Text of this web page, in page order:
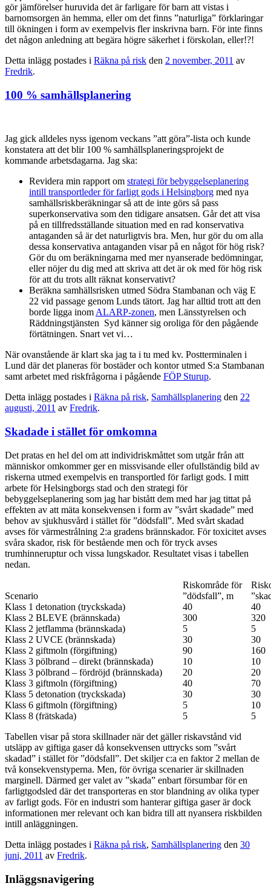
gör jämförelser huruvida det är farligare för barn att vistas i
barnomsorgen än hemma, eller om det finns ”naturliga” förklaringar
till ökningen i form av exempelvis fler inskrivna barn. För inte finns
det någon anledning att begära högre säkerhet i förskolan, eller!?!
Detta inlägg postades i Räkna på risk den 2 november, 2011 av
Fredrik.
100 % samhällsplanering
Jag gick alldeles nyss igenom veckans ”att göra”-lista och kunde
konstatera att det blir 100 % samhällsplaneringsprojekt de
kommande arbetsdagarna. Jag ska:
Revidera min rapport om strategi för bebyggelseplanering
intill transportleder för farligt gods i Helsingborg med nya
samhällsriskberäkningar så att de inte görs så pass
superkonservativa som den tidigare ansatsen. Går det att visa
på en tillfredsställande situation med en rad konservativa
antaganden så är det naturligtvis bra. Men, hur gör du om alla
dessa konservativa antaganden visar på en något för hög risk?
Gör du om beräkningarna med mer nyanserade bedömningar,
eller nöjer du dig med att skriva att det är ok med för hög risk
för att du trots allt räknat konservativt?
Beräkna samhällsrisken utmed Södra Stambanan och väg E
22 vid passage genom Lunds tätort. Jag har alltid trott att den
borde ligga inomALARP-zonen, men Länsstyrelsen och
Räddningstjänsten Syd känner sig oroliga för den pågående
förtätningen. Snart vet vi…
När ovanstående är klart ska jag ta i tu med kv. Postterminalen i
Lund där det planeras för bostäder och kontor utmed S:a Stambanan
samt arbetet med riskfrågorna i pågående FÖP Sturup.
Detta inlägg postades i Räkna på risk, Samhällsplanering den 22
augusti, 2011 av Fredrik.
Skadade i stället för omkomna
Det pratas en hel del om att individriskmåttet som utgår från att
människor omkommer ger en missvisande eller ofullständig bild av
riskerna utmed exempelvis en transportled för farligt gods. I mitt
arbete för Helsingborgs stad och den strategi för
bebyggelseplanering som jag har bistått dem med har jag tittat på
effekten av att mäta konsekvensen i form av ”svårt skadade” med
behov av sjukhusvård i stället för ”dödsfall”. Med svårt skadad
avses för värmestrålning 2:a gradens brännskador. För toxicitet avses
svåra skador, risk för bestående men och för tryck avses
trumhinneruptur och vissa lungskador. Resultatet visas i tabellen
nedan.
Scenario
Riskområde för
”dödsfall”, m
Klass 1 detonation (tryckskada)
40
40
Klass 2 BLEVE (brännskada)
300
320
Klass 2 jetflamma (brännskada)
5
5
Klass 2 UVCE (brännskada)
30
30
Klass 2 giftmoln (förgiftning)
90
160
Klass 3 pölbrand – direkt (brännskada)
10
10
Klass 3 pölbrand – fördröjd (brännskada)
20
20
Klass 3 giftmoln (förgiftning)
40
70
Klass 5 detonation (tryckskada)
30
30
Klass 6 giftmoln (förgiftning)
5
10
Klass 8 (frätskada)
5
5
Tabellen visar på stora skillnader när det gäller riskavstånd vid
utsläpp av giftiga gaser då konsekvensen uttrycks som ”svårt
skadad” i stället för ”dödsfall”. Det skiljer c:a en faktor 2 mellan de
två konsekvenstyperna. Men, för övriga scenarier är skillnaden
marginell. Därmed ger valet av ”skada” enbart försumbar för en
farligtgodsled där det transporteras en stor blandning av olika typer
av farligt gods. För en industri som hanterar giftiga gaser är dock
informationen mer relevant och kan bidra till att nyansera riskbilden
intill anläggningen.
Detta inlägg postades i Räkna på risk, Samhällsplanering den 30
juni, 2011 av Fredrik.
Inläggsnavigering